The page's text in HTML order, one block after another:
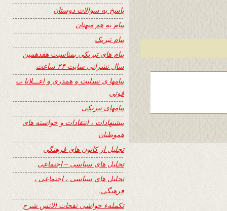
پاسخ به سوالات دوستان
پیام به هم میهنان
پیام تبریک
پیام های تبریکی بمناسبت هفدهمین
سال نشراتی سایت ۲۴ ساعت
پیامها ی تسلیت و همدری و اعـــلانا ت
فوتی
پیامهای تبریکی
پیشنهادات ، انتقادات و خواسته های
هموطنان
تجلیل از کانون های فرهنگی
تحلیل های سیاسی – اجتماعی
تحلیل های سیاسی ، اجتماعی ،
فرهنگی.
تکملهء حواشی نفحات الانس شرح